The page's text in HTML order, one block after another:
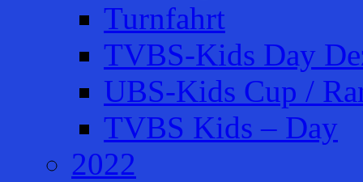
Turnfahrt
TVBS-Kids Day
UBS-Kids Cup /
TVBS Kids – Day
2022